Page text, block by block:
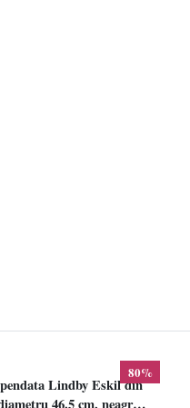
80%
Lindby Eskil din